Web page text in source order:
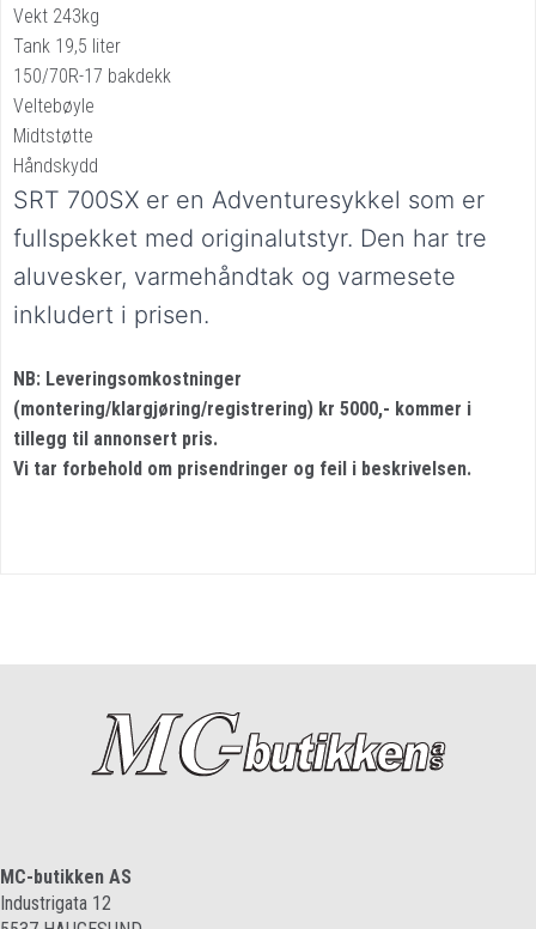
Vekt 243kg
Tank 19,5 liter
150/70R-17 bakdekk
Veltebøyle
Midtstøtte
Håndskydd
SRT 700SX er en Adventuresykkel som er
fullspekket med originalutstyr. Den har tre
aluvesker, varmehåndtak og varmesete
inkludert i prisen.
NB: Leveringsomkostninger
(montering/klargjøring/registrering) kr 5000,- kommer i
tillegg til annonsert pris.
Vi tar forbehold om prisendringer og feil i beskrivelsen.
MC-butikken AS
Industrigata 12